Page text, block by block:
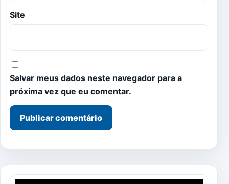
Site
Salvar meus dados neste navegador para a
próxima vez que eu comentar.